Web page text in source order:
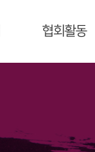
협회활동